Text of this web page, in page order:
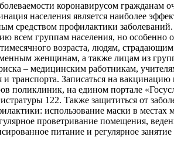
коронавирусом гражданам
населения является наиболее
средством профилактики заболеваний.
всем группам населения, но особенно
возраста, людям,
женщинам, а также лицам из
– медицинским работникам,
транспорта. Записаться на
поликлиник, на едином портале
122. Также защититься от
использование маски в местах
проветривание помещения,
питание и регулярное